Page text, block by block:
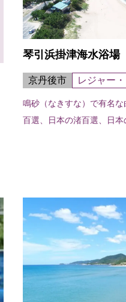
琴引浜掛津海水浴場
京丹後市 レジャー
鳴砂（なきすな）で有名
百選、日本の渚百選、日